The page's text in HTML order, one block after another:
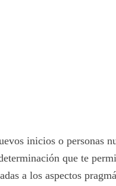
inicios o personas
que te
a los aspectos